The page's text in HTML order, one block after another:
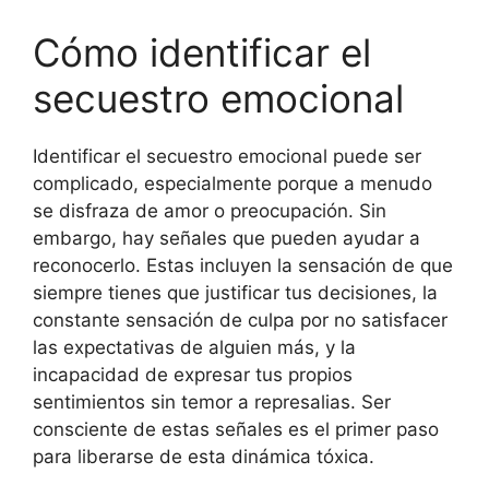
Cómo identificar el
secuestro emocional
Identificar el secuestro emocional puede ser
complicado, especialmente porque a menudo
se disfraza de amor o preocupación. Sin
embargo, hay señales que pueden ayudar a
reconocerlo. Estas incluyen la sensación de que
siempre tienes que justificar tus decisiones, la
constante sensación de culpa por no satisfacer
las expectativas de alguien más, y la
incapacidad de expresar tus propios
sentimientos sin temor a represalias. Ser
consciente de estas señales es el primer paso
para liberarse de esta dinámica tóxica.